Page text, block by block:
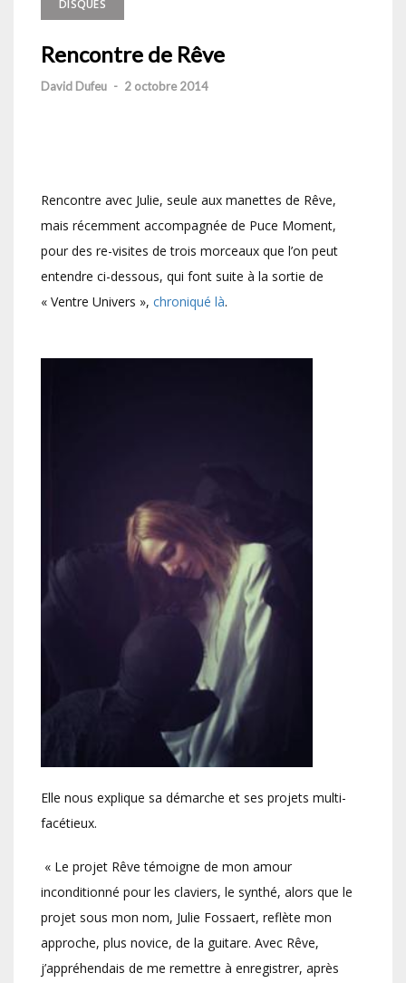
DISQUES
Rencontre de Rêve
David Dufeu - 2 octobre 2014
Rencontre avec Julie, seule aux manettes de Rêve,
mais récemment accompagnée de Puce Moment,
pour des re-visites de trois morceaux que l’on peut
entendre ci-dessous, qui font suite à la sortie de
« Ventre Univers », chroniqué là.
Elle nous explique sa démarche et ses projets multi-
facétieux.
« Le projet Rêve témoigne de mon amour
inconditionné pour les claviers, le synthé, alors que le
projet sous mon nom, Julie Fossaert, reflète mon
approche, plus novice, de la guitare. Avec Rêve,
j’appréhendais de me remettre à enregistrer, après